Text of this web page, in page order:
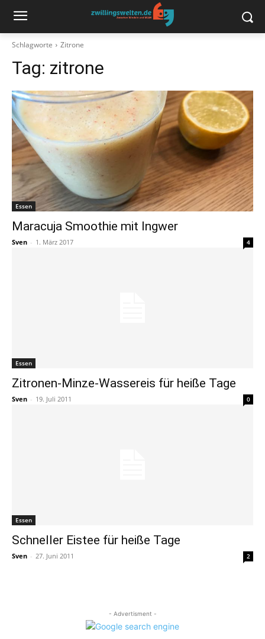
Schlagworte Zitrone
Tag: zitrone
Essen
Maracuja Smoothie mit Ingwer
Sven - 1. März 2017 4
Essen
Zitronen-Minze-Wassereis für heiße Tage
Sven - 19. Juli 2011 0
Essen
Schneller Eistee für heiße Tage
Sven - 27. Juni 2011 2
- Advertisment -